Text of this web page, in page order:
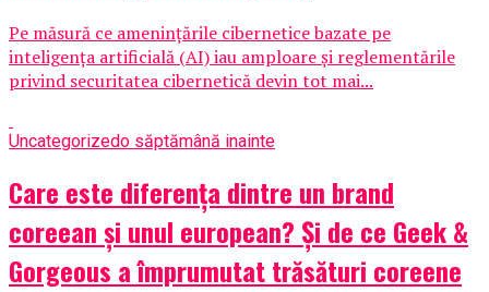
Pe măsură ce amenințările cibernetice bazate pe
inteligența artificială (AI) iau amploare și reglementările
privind securitatea cibernetică devin tot mai...
Uncategorizedo săptămână inainte
Care este diferența dintre un brand
coreean și unul european? Și de ce Geek &
Gorgeous a împrumutat trăsături coreene